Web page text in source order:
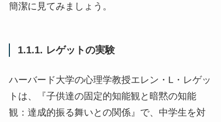
簡潔に見てみましょう。
1.1.1. レゲットの実験
ハーバード大学の心理学教授エレン・L・レゲッ
トは、『子供達の固定的知能観と暗黙の知能
観：達成的振る舞いとの関係』で、中学生を対